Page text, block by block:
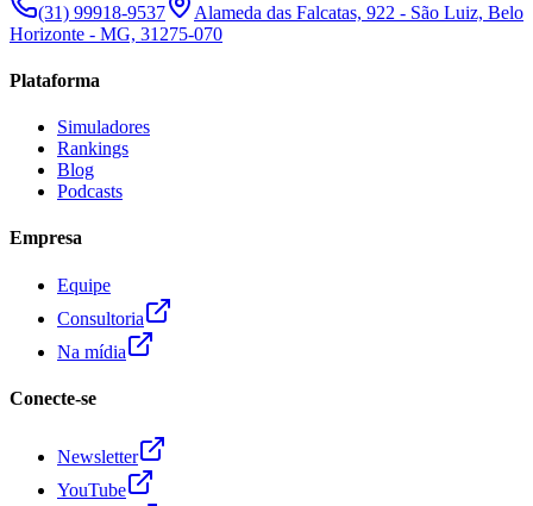
(31) 99918-9537
Alameda das Falcatas, 922 - São Luiz, Belo
Horizonte - MG, 31275-070
Plataforma
Simuladores
Rankings
Blog
Podcasts
Empresa
Equipe
Consultoria
Na mídia
Conecte-se
Newsletter
YouTube